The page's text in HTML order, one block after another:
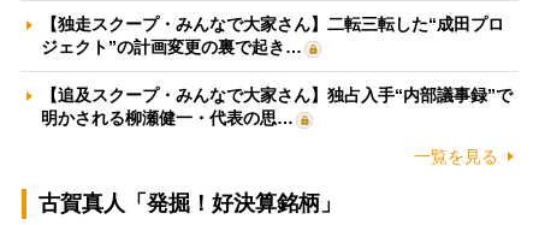
【独走スクープ・みんなで大家さん】二転三転した“成田プロ
ジェクト”の計画変更の裏で起き…
【追及スクープ・みんなで大家さん】独占入手“内部議事録”で
明かされる柳瀬健一・代表の思…
一覧を見る
古賀真人「発掘！好決算銘柄」